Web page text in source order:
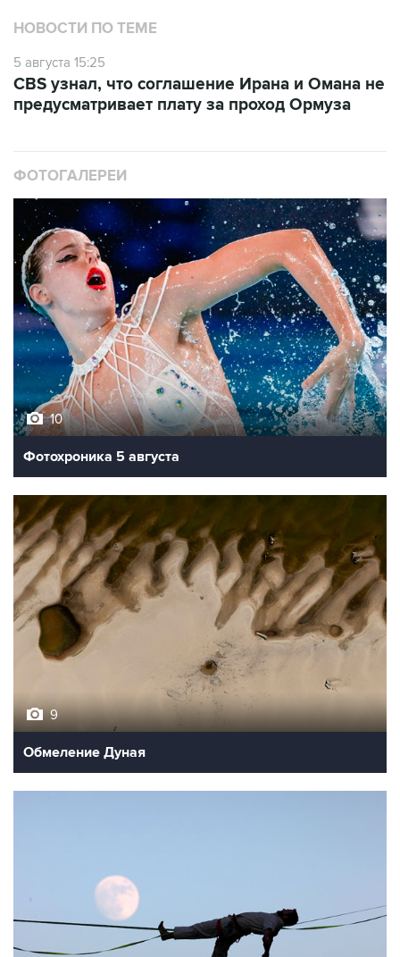
НОВОСТИ ПО ТЕМЕ
5 августа 15:25
CBS узнал, что соглашение Ирана и Омана не
предусматривает плату за проход Ормуза
ФОТОГАЛЕРЕИ
10
Фотохроника 5 августа
9
Обмеление Дуная